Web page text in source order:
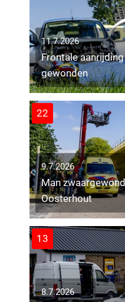
11.7.2026
Frontale
gewonden
22
9.7.2026
Man
Oosterhout
13
8.7.2026